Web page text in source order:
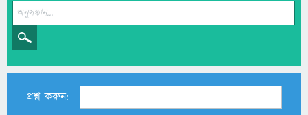
প্রশ্ন করুন: